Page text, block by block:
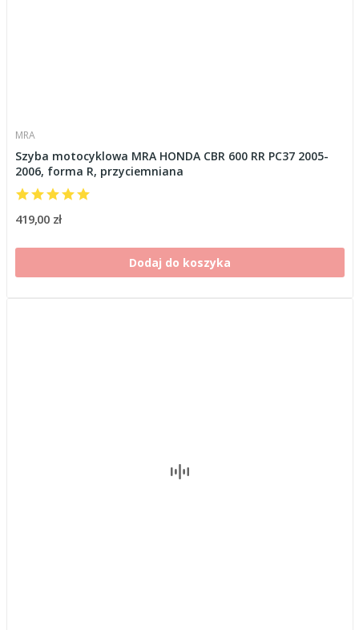
MRA
Szyba motocyklowa MRA HONDA CBR 600 RR PC37 2005-
2006, forma R, przyciemniana
419,00 zł
Dodaj do koszyka